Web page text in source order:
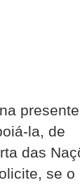
la, de
das
se o